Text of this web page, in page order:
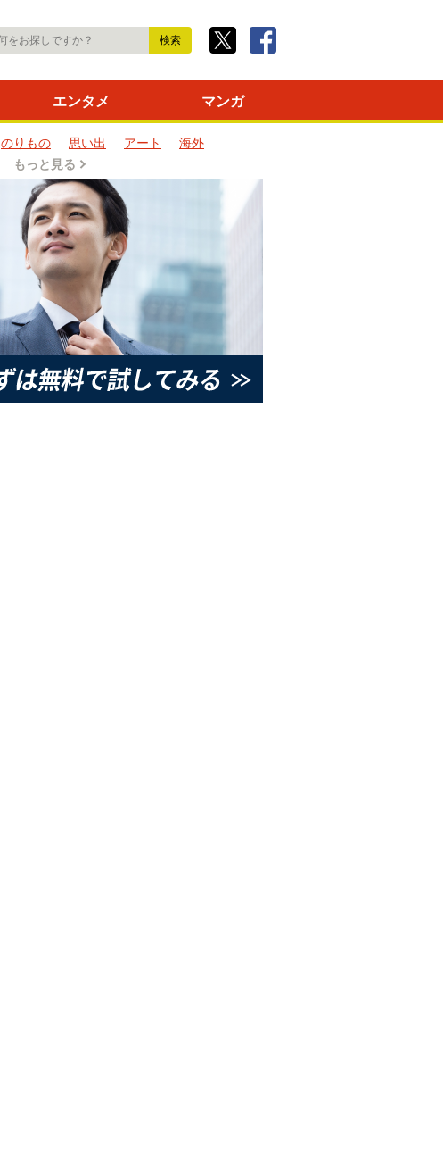
エンタメ マンガ
のりもの 思い出 アート
海外
もっと見る